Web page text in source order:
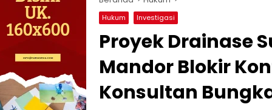
Hukum Investigasi
Proyek Drainase
Mandor Blokir
Konsultan